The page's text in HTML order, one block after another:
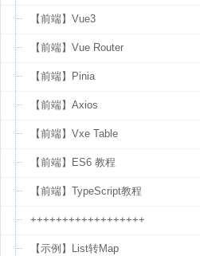
【前端】Vue3
【前端】Vue Router
【前端】Pinia
【前端】Axios
【前端】Vxe Table
【前端】ES6 教程
【前端】TypeScript教程
++++++++++++++++++
【示例】List转Map